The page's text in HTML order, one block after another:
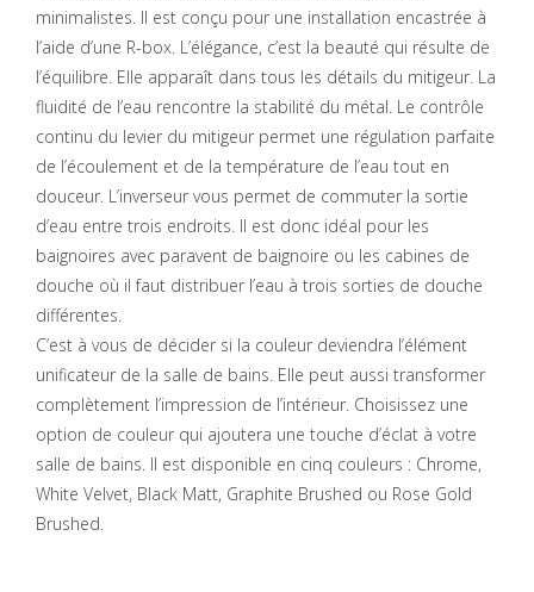
minimalistes. Il est conçu pour une installation encastrée à
l’aide d’une R-box. L’élégance, c’est la beauté qui résulte de
l’équilibre. Elle apparaît dans tous les détails du mitigeur. La
fluidité de l’eau rencontre la stabilité du métal. Le contrôle
continu du levier du mitigeur permet une régulation parfaite
de l’écoulement et de la température de l’eau tout en
douceur. L’inverseur vous permet de commuter la sortie
d’eau entre trois endroits. Il est donc idéal pour les
baignoires avec paravent de baignoire ou les cabines de
douche où il faut distribuer l’eau à trois sorties de douche
différentes.
C’est à vous de décider si la couleur deviendra l’élément
unificateur de la salle de bains. Elle peut aussi transformer
complètement l’impression de l’intérieur. Choisissez une
option de couleur qui ajoutera une touche d’éclat à votre
salle de bains. Il est disponible en cinq couleurs : Chrome,
White Velvet, Black Matt, Graphite Brushed ou Rose Gold
Brushed.